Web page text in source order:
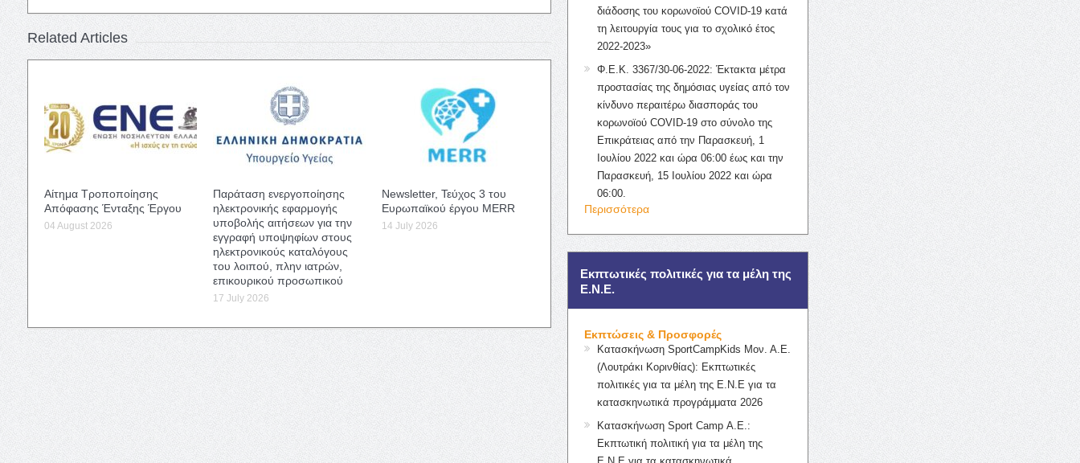
Related Articles
Αίτημα Τροποποίησης
Απόφασης Ένταξης Έργου
04 August 2026
Παράταση ενεργοποίησης
ηλεκτρονικής εφαρμογής
υποβολής αιτήσεων για την
εγγραφή υποψηφίων στους
ηλεκτρονικούς καταλόγους
του λοιπού, πλην ιατρών,
επικουρικού προσωπικού
17 July 2026
Newsletter, Τεύχος 3 του
Ευρωπαϊκού έργου MERR
14 July 2026
διάδοσης του κορωνοϊού COVID-19 κατά
τη λειτουργία τους για το σχολικό έτος
2022-2023»
Φ.Ε.Κ. 3367/30-06-2022: Έκτακτα μέτρα
προστασίας της δημόσιας υγείας από τον
κίνδυνο περαιτέρω διασποράς του
κορωνοϊού COVID-19 στο σύνολο της
Επικράτειας από την Παρασκευή, 1
Ιουλίου 2022 και ώρα 06:00 έως και την
Παρασκευή, 15 Ιουλίου 2022 και ώρα
06:00.
Περισσότερα
Εκπτωτικές πολιτικές για τα μέλη της
Ε.Ν.Ε.
Εκπτώσεις & Προσφορές
Κατασκήνωση SportCampKids Μον. Α.Ε.
(Λουτράκι Κορινθίας): Εκπτωτικές
πολιτικές για τα μέλη της Ε.Ν.Ε για τα
κατασκηνωτικά προγράμματα 2026
Κατασκήνωση Sport Camp Α.Ε.:
Εκπτωτική πολιτική για τα μέλη της